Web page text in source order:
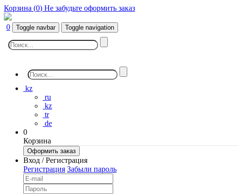
Корзина (0) Не забудьте оформить заказ
0 Toggle navbar Toggle navigation
kz
ru
kz
tr
de
0
Корзина
Оформить заказ
Вход / Регистрация
Регистрация Забыли пароль